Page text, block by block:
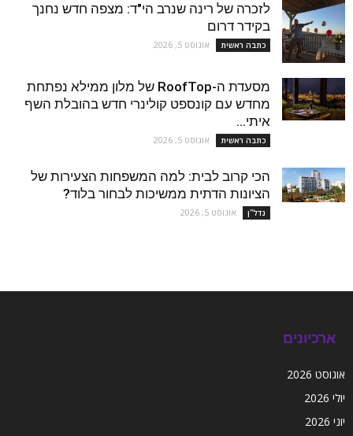
לזכרה של רינה שנרב הי"ד: מצפה חדש נחנך
בקידר דרום
כתבה ראשית אוגוסט 5, 2026
מסעדת ה-RoofTop של מלון ממילא נפתחת
מחדש עם קונספט קולינרי חדש בהובלת השף
איתי...
כתבה ראשית אוגוסט 5, 2026
הכי קרוב לבית: למה המשפחות הצעירות של
הציונות הדתית ממשיכות לבחור בלוד?
נדל''ן אוגוסט 5, 2026
ארכיונים
אוגוסט 2026
יולי 2026
יוני 2026